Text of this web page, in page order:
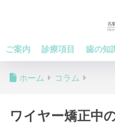
ご案内 診療項目 歯の知
ホーム コラム
ワイヤー矯正中